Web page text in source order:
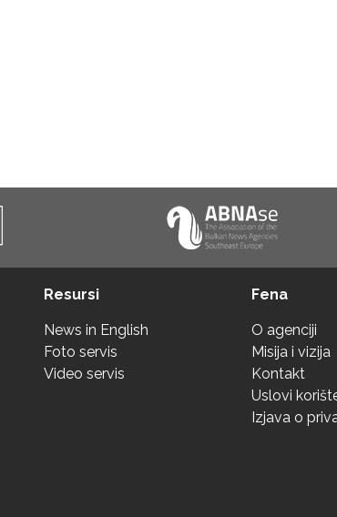
Resursi
News in English
Foto servis
Video servis
Fena
O agenciji
Misija i vizija
Kontakt
Uslovi
Izjava o